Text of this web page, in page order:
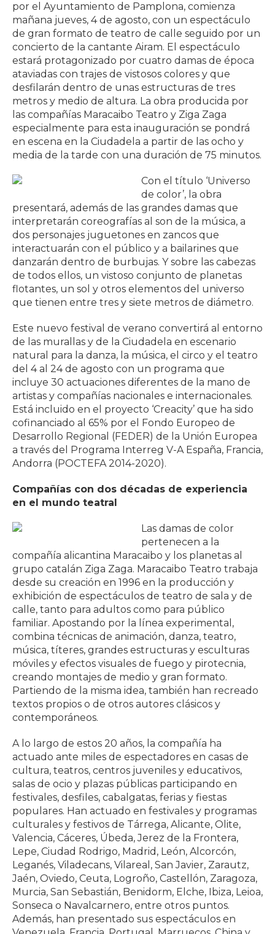
por el Ayuntamiento de Pamplona, comienza
mañana jueves, 4 de agosto, con un espectáculo
de gran formato de teatro de calle seguido por un
concierto de la cantante Airam. El espectáculo
estará protagonizado por cuatro damas de época
ataviadas con trajes de vistosos colores y que
desfilarán dentro de unas estructuras de tres
metros y medio de altura. La obra producida por
las compañías Maracaibo Teatro y Ziga Zaga
especialmente para esta inauguración se pondrá
en escena en la Ciudadela a partir de las ocho y
media de la tarde con una duración de 75 minutos.
Con el título ‘Universo
de color’, la obra
presentará, además de las grandes damas que
interpretarán coreografías al son de la música, a
dos personajes juguetones en zancos que
interactuarán con el público y a bailarines que
danzarán dentro de burbujas. Y sobre las cabezas
de todos ellos, un vistoso conjunto de planetas
flotantes, un sol y otros elementos del universo
que tienen entre tres y siete metros de diámetro.
Este nuevo festival de verano convertirá al entorno
de las murallas y de la Ciudadela en escenario
natural para la danza, la música, el circo y el teatro
del 4 al 24 de agosto con un programa que
incluye 30 actuaciones diferentes de la mano de
artistas y compañías nacionales e internacionales.
Está incluido en el proyecto ‘Creacity’ que ha sido
cofinanciado al 65% por el Fondo Europeo de
Desarrollo Regional (FEDER) de la Unión Europea
a través del Programa Interreg V-A España, Francia,
Andorra (POCTEFA 2014-2020).
Compañías con dos décadas de experiencia
en el mundo teatral
Las damas de color
pertenecen a la
compañía alicantina Maracaibo y los planetas al
grupo catalán Ziga Zaga. Maracaibo Teatro trabaja
desde su creación en 1996 en la producción y
exhibición de espectáculos de teatro de sala y de
calle, tanto para adultos como para público
familiar. Apostando por la línea experimental,
combina técnicas de animación, danza, teatro,
música, títeres, grandes estructuras y esculturas
móviles y efectos visuales de fuego y pirotecnia,
creando montajes de medio y gran formato.
Partiendo de la misma idea, también han recreado
textos propios o de otros autores clásicos y
contemporáneos.
A lo largo de estos 20 años, la compañía ha
actuado ante miles de espectadores en casas de
cultura, teatros, centros juveniles y educativos,
salas de ocio y plazas públicas participando en
festivales, desfiles, cabalgatas, ferias y fiestas
populares. Han actuado en festivales y programas
culturales y festivos de Tárrega, Alicante, Olite,
Valencia, Cáceres, Úbeda, Jerez de la Frontera,
Lepe, Ciudad Rodrigo, Madrid, León, Alcorcón,
Leganés, Viladecans, Vilareal, San Javier, Zarautz,
Jaén, Oviedo, Ceuta, Logroño, Castellón, Zaragoza,
Murcia, San Sebastián, Benidorm, Elche, Ibiza, Leioa,
Sonseca o Navalcarnero, entre otros puntos.
Además, han presentado sus espectáculos en